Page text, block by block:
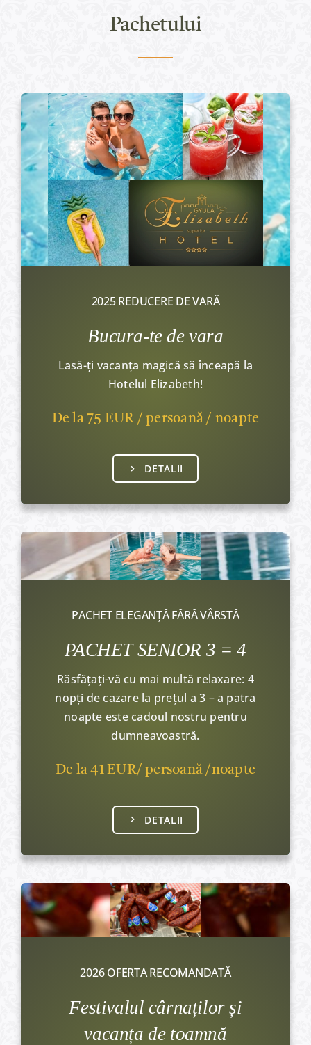
Pachetului
2025 REDUCERE DE VARĂ
Bucura-te de vara
Lasă-ți vacanța magică să înceapă la
Hotelul Elizabeth!
De la 75 EUR / persoană / noapte
DETALII
PACHET ELEGANȚĂ FĂRĂ VÂRSTĂ
PACHET SENIOR 3 = 4
Răsfățați-vă cu mai multă relaxare: 4
nopți de cazare la prețul a 3 – a patra
noapte este cadoul nostru pentru
dumneavoastră.
De la 41 EUR/ persoană /noapte
DETALII
2026 OFERTA RECOMANDATĂ
Festivalul cârnaților și
vacanța de toamnă